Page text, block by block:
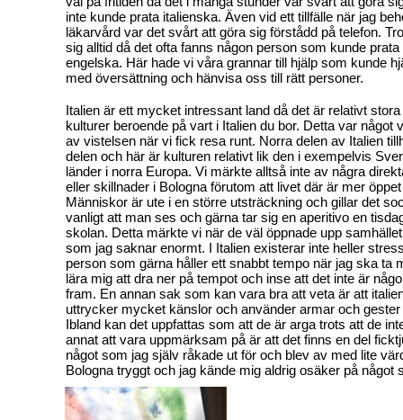
inte kunde prata italienska. Även vid ett tillfälle när jag
läkarvård var det svårt att göra sig förstådd på telefon.
sig alltid då det ofta fanns någon person som kunde prata
engelska. Här hade vi våra grannar till hjälp som kunde
med översättning och hänvisa oss till rätt personer.
Italien är ett mycket intressant land då det är relativt
kulturer beroende på vart i Italien du bor. Detta var något
av vistelsen när vi fick resa runt. Norra delen av Italien
delen och här är kulturen relativt lik den i exempelvis
länder i norra Europa. Vi märkte alltså inte av några
eller skillnader i Bologna förutom att livet där är mer
Människor är ute i en större utsträckning och gillar det
vanligt att man ses och gärna tar sig en aperitivo en
skolan. Detta märkte vi när de väl öppnade upp
som jag saknar enormt. I Italien existerar inte heller
person som gärna håller ett snabbt tempo när jag ska ta
lära mig att dra ner på tempot och inse att det inte är
fram. En annan sak som kan vara bra att veta är att
uttrycker mycket känslor och använder armar och gester
Ibland kan det uppfattas som att de är arga trots att de
annat att vara uppmärksam på är att det finns en del
något som jag själv råkade ut för och blev av med lite
Bologna tryggt och jag kände mig aldrig osäker på något